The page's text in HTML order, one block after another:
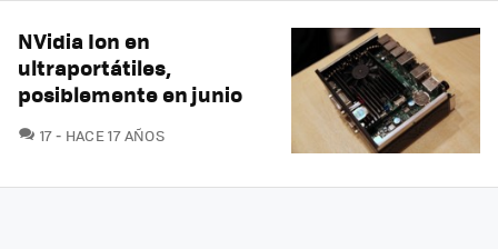
NVidia Ion en
ultraportátiles,
posiblemente en junio
17COMENTARIOS
HACE 17 AÑOS